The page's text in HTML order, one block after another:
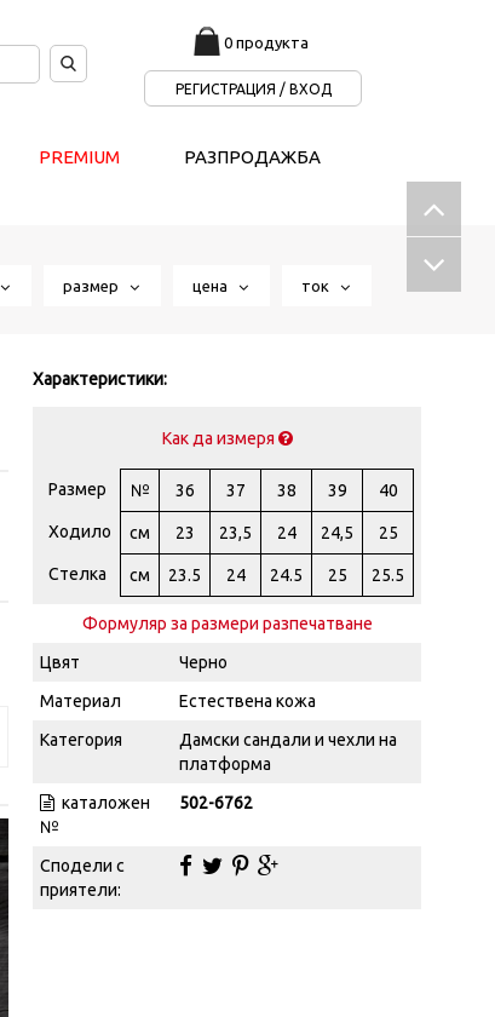
0 продукта
РЕГИСТРАЦИЯ / ВХОД
PREMIUM РАЗПРОДАЖБА
размер цена ток
Характеристики:
Как да измеря
Размер № 36 37 38 39 40
Ходило см 23 23,5 24 24,5 25
Стелка см 23.5 24 24.5 25 25.5
Формуляр за размери разпечатване
Цвят
Черно
Материал
Естествена кожа
Категория
Дамски сандали и чехли на
платформа
каталожен
№
502-6762
Сподели с
приятели: